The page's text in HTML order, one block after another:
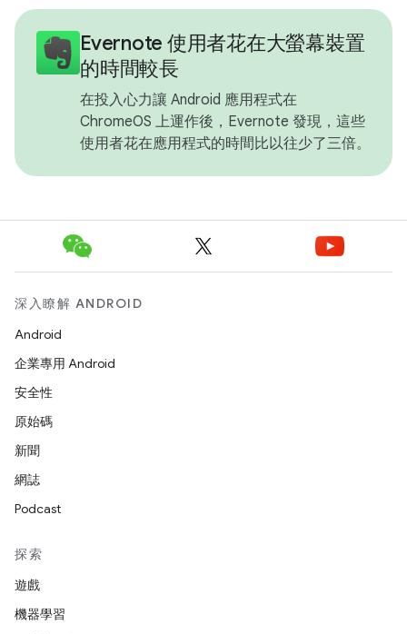
Evernote 使用者花在大螢幕裝置
的時間較長
在投入心力讓 Android 應用程式在
ChromeOS 上運作後，Evernote 發現，這些
使用者花在應用程式的時間比以往少了三倍。
深入瞭解 ANDROID
Android
企業專用 Android
安全性
原始碼
新聞
網誌
Podcast
探索
遊戲
機器學習